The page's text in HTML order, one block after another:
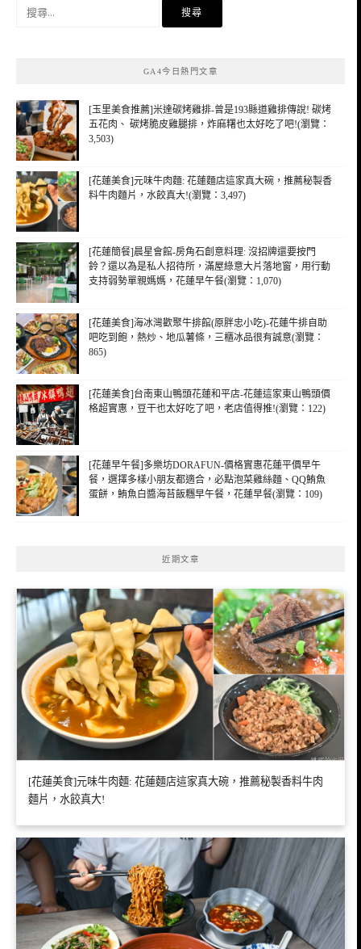
GA4今日熱門文章
[玉里美食推薦]米達碳烤雞排-曾是193縣道雞排傳說! 碳烤
五花肉、 碳烤脆皮雞腿排，炸麻糬也太好吃了吧!(瀏覽：
3,503)
[花蓮美食]元味牛肉麵: 花蓮麵店這家真大碗，推薦秘製香
料牛肉麵片，水餃真大!(瀏覽：3,497)
[花蓮簡餐]晨星會館-房角石創意料理: 沒招牌還要按門
鈴？還以為是私人招待所，滿屋綠意大片落地窗，用行動
支持弱勢單親媽媽，花蓮早午餐(瀏覽：1,070)
[花蓮美食]海冰灣歡聚牛排館(原胖忠小吃)-花蓮牛排自助
吧吃到飽，熱炒、地瓜薯條，三櫃冰品很有誠意(瀏覽：
865)
[花蓮美食]台南東山鴨頭花蓮和平店-花蓮這家東山鴨頭價
格超實惠，豆干也太好吃了吧，老店值得推!(瀏覽：122)
[花蓮早午餐]多樂坊DORAFUN-價格實惠花蓮平價早午
餐，選擇多樣小朋友都適合，必點泡菜雞絲麵、QQ鮪魚
蛋餅，鮪魚白醬海苔飯糰早午餐，花蓮早餐(瀏覽：109)
近期文章
[花蓮美食]元味牛肉麵: 花蓮麵店這家真大碗，推薦秘製香料牛肉
麵片，水餃真大!